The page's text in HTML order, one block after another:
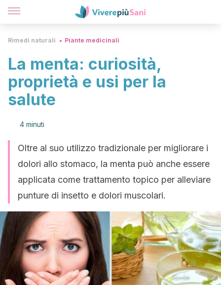
Rimedi naturali Piante medicinali
La menta: curiosità,
proprietà e usi per la
salute
4 minuti
Oltre al suo utilizzo tradizionale per migliorare i
dolori allo stomaco, la menta può anche essere
applicata come trattamento topico per alleviare
punture di insetto e dolori muscolari.